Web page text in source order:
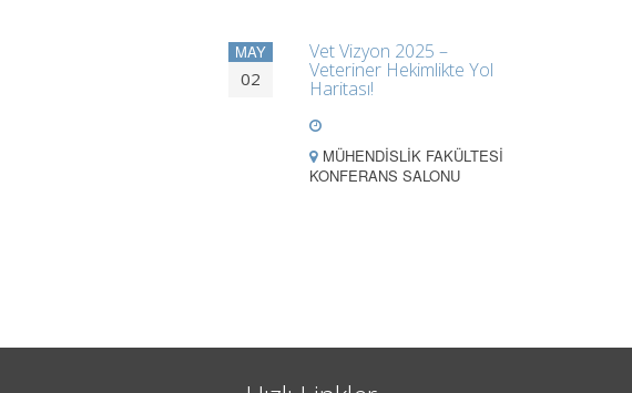
MAY
02
Vet Vizyon 2025 –
Veteriner Hekimlikte Yol
Haritası!
MÜHENDİSLİK FAKÜLTESİ
KONFERANS SALONU